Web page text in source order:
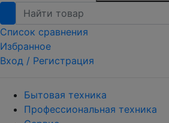
Список сравнения
Избранное
Вход / Регистрация
Бытовая техника
Профессиональная техника